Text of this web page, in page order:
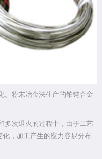
粉末冶金法生产的铂铑合金
次退火的过程中，由于工艺
，加工产生的应力容易分布